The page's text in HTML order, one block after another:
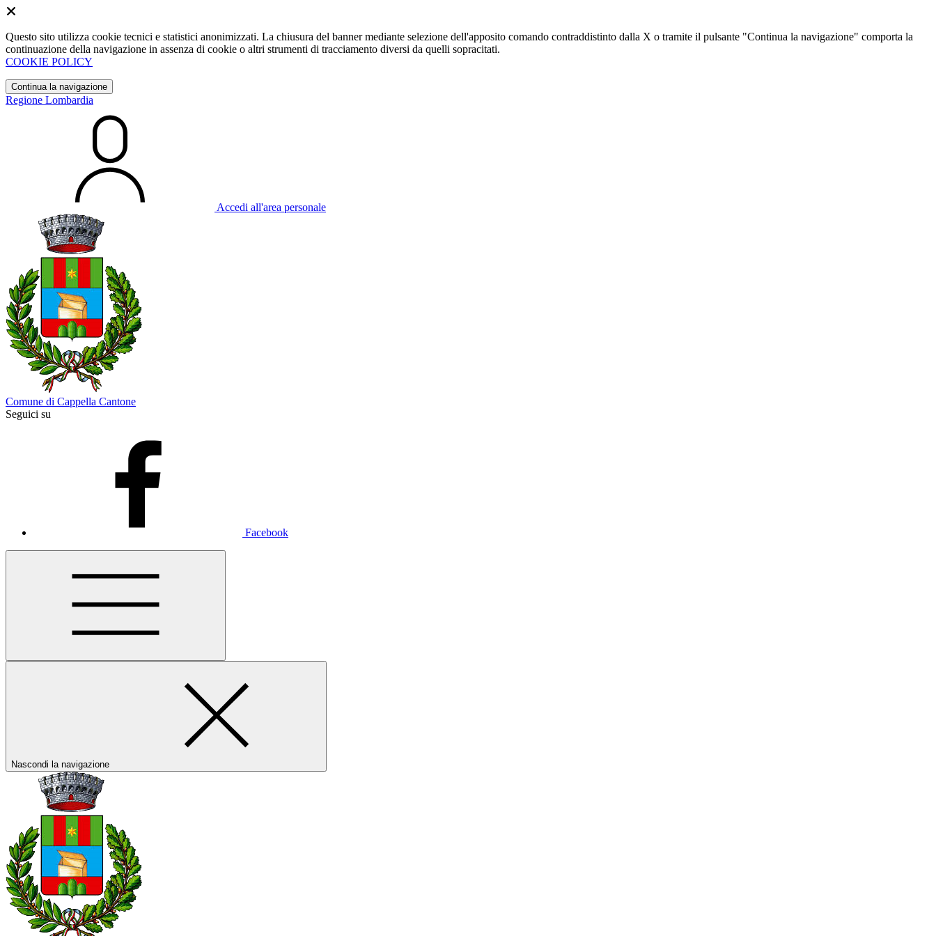
Questo sito utilizza cookie tecnici e statistici anonimizzati. La chiusura del banner mediante selezione dell'apposito comando contraddistinto dalla X o tramite il pulsante "Continua la navigazione" comporta la
continuazione della navigazione in assenza di cookie o altri strumenti di tracciamento diversi da quelli sopracitati.
COOKIE POLICY
Continua la navigazione
Regione Lombardia
Accedi all'area personale
Comune di Cappella Cantone
Seguici su
Facebook
Nascondi la navigazione